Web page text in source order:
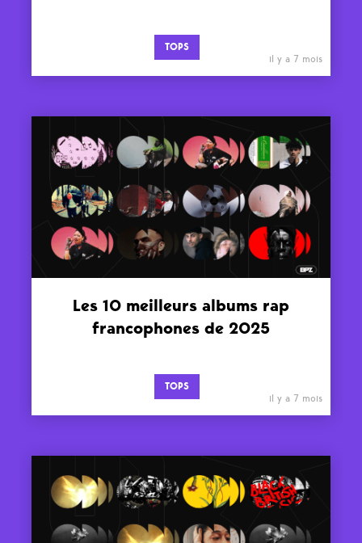
TOPS
il y a 7 mois
Les 10 meilleurs albums rap
francophones de 2025
TOPS
il y a 7 mois